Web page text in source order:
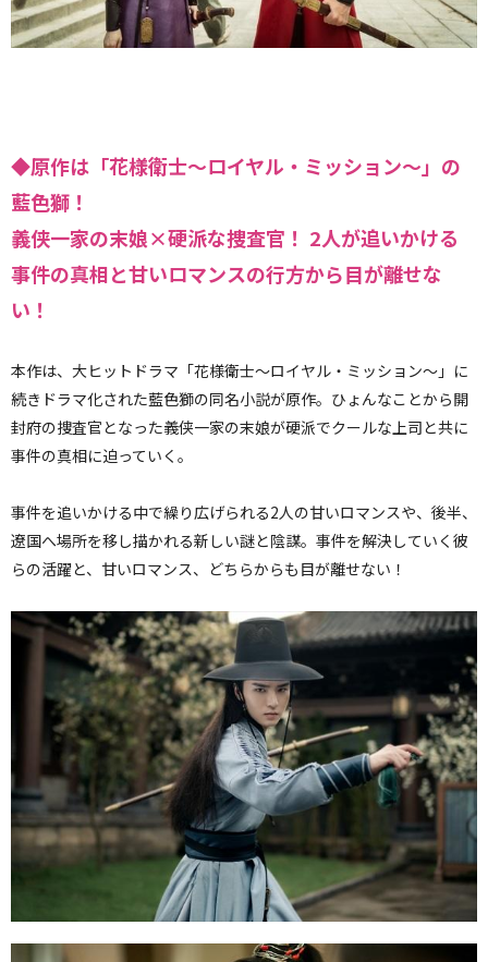
◆原作は「花様衛士～ロイヤル・ミッション～」の
藍色獅！
義侠一家の末娘×硬派な捜査官！ 2人が追いかける
事件の真相と甘いロマンスの行方から目が離せな
い！
本作は、大ヒットドラマ「花様衛士～ロイヤル・ミッション～」に
続きドラマ化された藍色獅の同名小説が原作。ひょんなことから開
封府の捜査官となった義侠一家の末娘が硬派でクールな上司と共に
事件の真相に迫っていく。
事件を追いかける中で繰り広げられる2人の甘いロマンスや、後半、
遼国へ場所を移し描かれる新しい謎と陰謀。事件を解決していく彼
らの活躍と、甘いロマンス、どちらからも目が離せない！